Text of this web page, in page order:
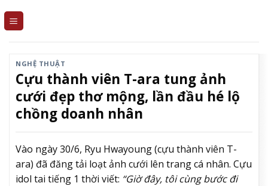
NGHỆ THUẬT
Cựu thành viên T-ara tung ảnh
cưới đẹp thơ mộng, lần đầu hé lộ
chồng doanh nhân
Vào ngày 30/6, Ryu Hwayoung (cựu thành viên T-
ara) đã đăng tải loạt ảnh cưới lên trang cá nhân. Cựu
idol tai tiếng 1 thời viết: “Giờ đây, tôi cùng bước đi